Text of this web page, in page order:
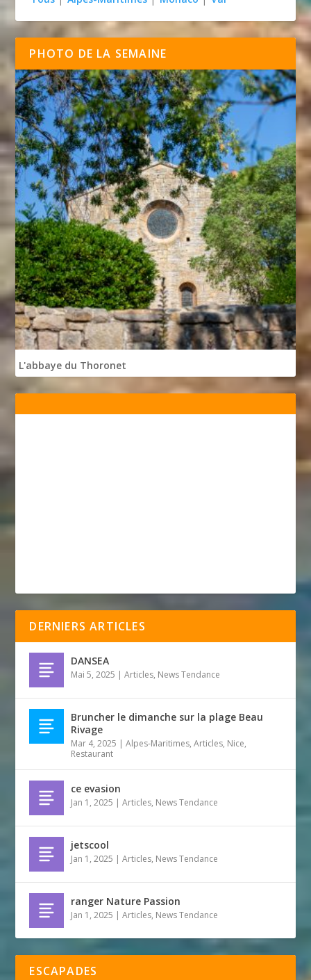
PHOTO DE LA SEMAINE
L'abbaye du Thoronet
DERNIERS ARTICLES
DANSEA
Mai 5, 2025 |Articles, News Tendance
Bruncher le dimanche sur la plage Beau
Rivage
Mar 4, 2025 |Alpes-Maritimes,Articles, Nice,
Restaurant
ce evasion
Jan 1, 2025 |Articles, News Tendance
jetscool
Jan 1, 2025 |Articles, News Tendance
ranger Nature Passion
Jan 1, 2025 |Articles, News Tendance
ESCAPADES